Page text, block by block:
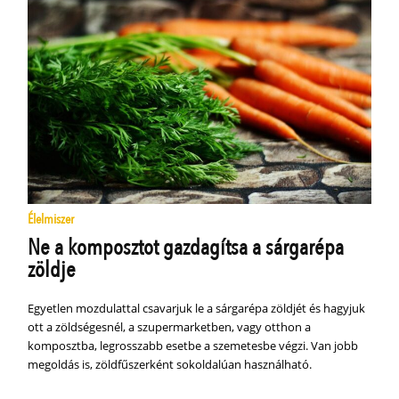
Élelmiszer
Ne a komposztot gazdagítsa a sárgarépa
zöldje
Egyetlen mozdulattal csavarjuk le a sárgarépa zöldjét és hagyjuk
ott a zöldségesnél, a szupermarketben, vagy otthon a
komposztba, legrosszabb esetbe a szemetesbe végzi. Van jobb
megoldás is, zöldfűszerként sokoldalúan használható.